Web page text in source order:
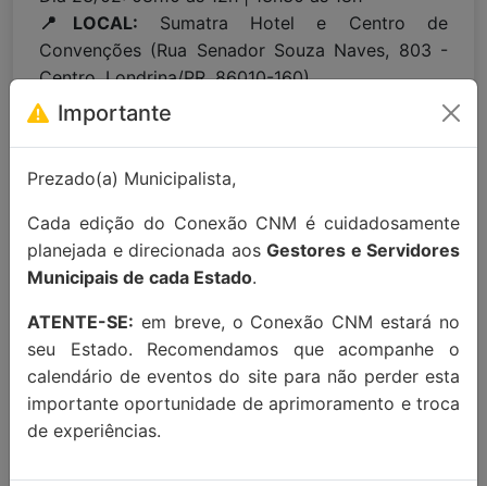
📍LOCAL: Sumatra Hotel e Centro de
Convenções (Rua Senador Souza Naves, 803 -
Centro, Londrina/PR, 86010-160)
Para maiores informações entre em
contato:contato@conexaocnm.org.br
Apoio Institucional:
MAIORES INFORMAÇÕES:
Localização Maps:
Importante
Prezado(a) Municipalista,
Cada edição do Conexão CNM é cuidadosamente
planejada e direcionada aos Gestores e Servidores
Municipais de cada Estado.
ATENTE-SE: em breve, o Conexão CNM estará no
seu Estado. Recomendamos que acompanhe o
calendário de eventos do site para não perder esta
importante oportunidade de aprimoramento e troca
de experiências.